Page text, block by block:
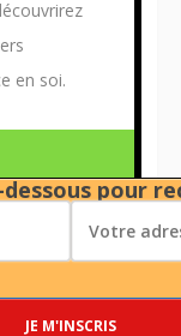
en soi.
pour